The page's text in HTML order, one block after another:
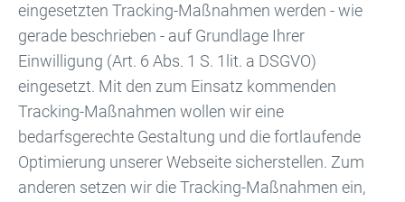
eingesetzten Tracking-Maßnahmen werden - wie
gerade beschrieben - auf Grundlage Ihrer
Einwilligung (Art. 6 Abs. 1 S. 1lit. a DSGVO)
eingesetzt. Mit den zum Einsatz kommenden
Tracking-Maßnahmen wollen wir eine
bedarfsgerechte Gestaltung und die fortlaufende
Optimierung unserer Webseite sicherstellen. Zum
anderen setzen wir die Tracking-Maßnahmen ein,